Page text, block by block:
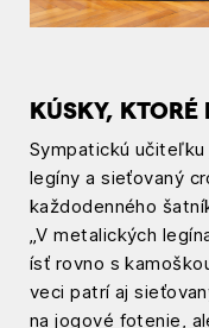
KÚSKY, KTORÉ
Sympatickú učiteľku
legíny a sieťovaný
každodenného
„V metalických
ísť rovno s
veci patrí aj
na jogové fotenie,